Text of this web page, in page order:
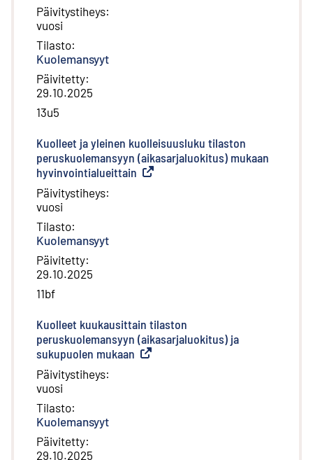
Päivitystiheys:
vuosi
Tilasto:
Kuolemansyyt
Päivitetty:
29.10.2025
13u5
Kuolleet ja yleinen kuolleisuusluku tilaston
peruskuolemansyyn (aikasarjaluokitus) mukaan
hyvinvointialueittain Ulkoinen linkki
Päivitystiheys:
vuosi
Tilasto:
Kuolemansyyt
Päivitetty:
29.10.2025
11bf
Kuolleet kuukausittain tilaston
peruskuolemansyyn (aikasarjaluokitus) ja
sukupuolen mukaan Ulkoinen linkki
Päivitystiheys:
vuosi
Tilasto:
Kuolemansyyt
Päivitetty:
29.10.2025